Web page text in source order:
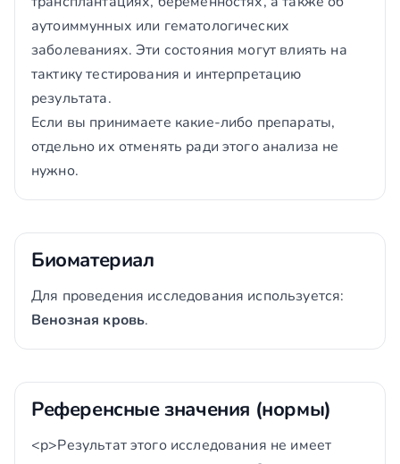
аутоиммунных или гематологических
заболеваниях. Эти состояния могут влиять на
тактику тестирования и интерпретацию
результата.
Если вы принимаете какие-либо препараты,
отдельно их отменять ради этого анализа не
нужно.
Биоматериал
Для проведения исследования используется:
Венозная кровь.
Референсные значения (нормы)
<p>Результат этого исследования не имеет